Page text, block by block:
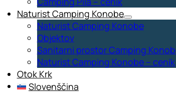
Naturist Camping Konobe
Naturist Camping Konobe
Objektov
Sanitarni prostor Camping
Naturist Camping Konobe – cenik
Otok Krk
Slovenščina